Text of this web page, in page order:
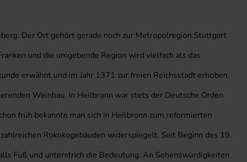
Der Ort gehört gerade noch zur Metropolregion Stuttgart
und die umgebende Region wird vielfach als das
erwähnt und im Jahr 1371 zur freien Reichsstadt erhoben.
Weinbau. In Heilbronn war stets der Deutsche Orden
früh bekannte man sich in Heilbronn zum reformierten
Rokokogebäuden widerspiegelt. Seit Beginn des 19.
Fuß und unterstrich die Bedeutung. An Sehenswürdigkeiten